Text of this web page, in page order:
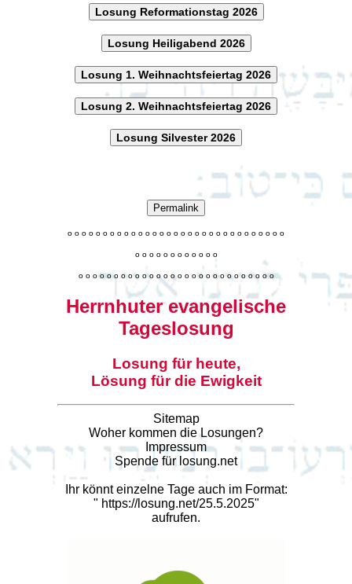
Losung Reformationstag 2026
Losung Heiligabend 2026
Losung 1. Weihnachtsfeiertag 2026
Losung 2. Weihnachtsfeiertag 2026
Losung Silvester 2026
Permalink
o o o o o o o o o o o o o o o o o o o o o o o o o o o o o o o
o o o o o o o o o o o o
o o o o o o o o o o o o o o o o o o o o o o o o o o o o
Herrnhuter evangelische
Tageslosung
Losung für heute,
Lösung für die Ewigkeit
Sitemap
Woher kommen die Losungen?
Impressum
Spende für losung.net
Ihr könnt einzelne Tage auch im Format:
" https://losung.net/25.5.2025"
aufrufen.